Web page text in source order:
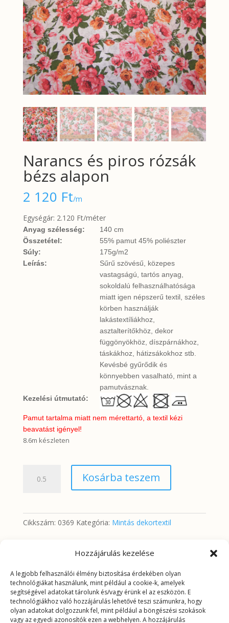
Hozzájárulás kezelése
A legjobb felhasználói élmény biztosítása érdekében olyan
technológiákat használunk, mint például a cookie-k, amelyek
segítségével adatokat tárolunk és/vagy érünk el az eszközön. E
technológiákhoz való hozzájárulás lehetővé teszi számunkra, hogy
olyan adatokat dolgozzunk fel, mint például a böngészési szokások
vagy az egyedi azonosítók ezen a webhelyen. A hozzájárulás
Narancs és piros rózsák
bézs alapon
2 120 Ft/m
Egységár: 2.120 Ft/méter
Anyag szélesség:
140 cm
Összetétel:
55% pamut 45% poliészter
Súly:
175g/m2
Leírás:
Sűrű szövésű, közepes
vastagságú, tartós anyag,
sokoldalú felhasználhatósága
miatt igen népszerű textil, széles
körben használják
lakástextíliákhoz,
asztalterítőkhöz, dekor
függönyökhöz, díszpárnákhoz,
táskákhoz, hátizsákokhoz stb.
Kevésbé gyűrődik és
könnyebben vasalható, mint a
pamutvásznak.
Kezelési útmutató:
Pamut tartalma miatt nem mérettartó, a textil kézi
beavatást igényel!
8.6m készleten
bézs
Kosárba teszem
Cikkszám: 0369 Kategória: Mintás dekortextil
További információk